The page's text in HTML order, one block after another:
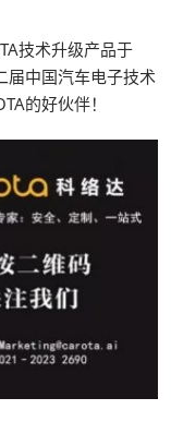
技术升级产品于
届中国汽车电子技术
的好伙伴！